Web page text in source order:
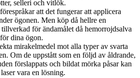
selleri och vitlök.
att det fungerar att applicera
ögonen. Men köp då hellre en
för ändamålet då hemorrojdsalva
dina ögon.
mirakelmedel mot alla typer av svarta
Om de uppstått som en följd av åldrande,
förslappats och bildat mörka påsar kan
vara en lösning.